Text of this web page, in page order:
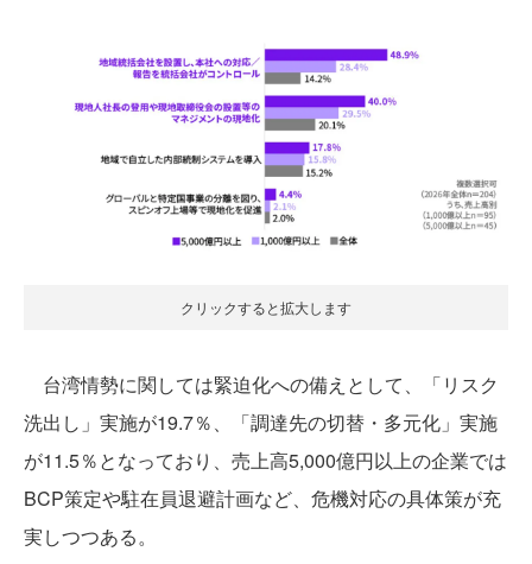
クリックすると拡大します
台湾情勢に関しては緊迫化への備えとして、「リスク
洗出し」実施が19.7％、「調達先の切替・多元化」実施
が11.5％となっており、売上高5,000億円以上の企業では
BCP策定や駐在員退避計画など、危機対応の具体策が充
実しつつある。